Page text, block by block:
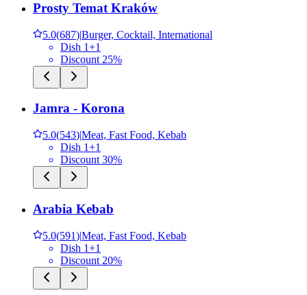
Prosty Temat Kraków
5.0(687)|Burger, Cocktail, International
Dish 1+1
Discount 25%
Jamra - Korona
5.0(543)|Meat, Fast Food, Kebab
Dish 1+1
Discount 30%
Arabia Kebab
5.0(591)|Meat, Fast Food, Kebab
Dish 1+1
Discount 20%